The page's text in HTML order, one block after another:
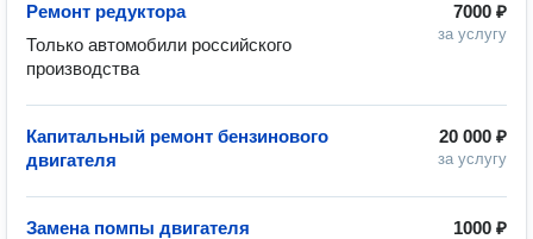
7000 ₽
за услугу
Ремонт редуктора
Только автомобили российского
производства
20 000 ₽
за услугу
Капитальный ремонт бензинового
двигателя
1000 ₽
Замена помпы двигателя